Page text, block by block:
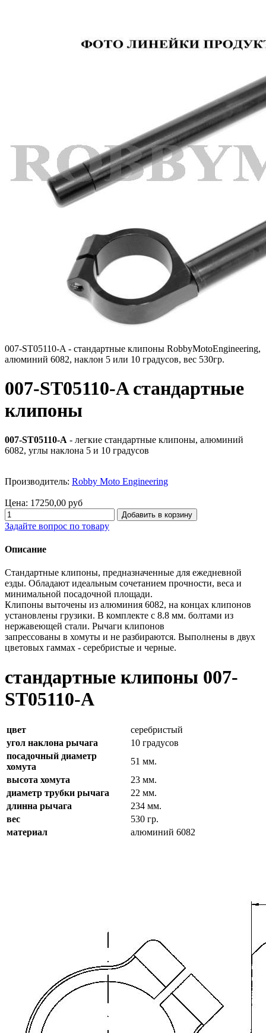
007-ST05110-A - стандартные клипоны RobbyMotoEngineering,
алюминий 6082, наклон 5 или 10 градусов, вес 530гр.
007-ST05110-A стандартные
клипоны
007-ST05110-A - легкие стандартные клипоны, алюминий
6082, углы наклона 5 и 10 градусов
Производитель: Robby Moto Engineering
Цена: 17250,00 руб
Задайте вопрос по товару
Описание
Cтандартные клипоны, предназначенные для ежедневной
езды. Обладают идеальным сочетанием прочности, веса и
минимальной посадочной площади.
Клипоны выточены из алюминия 6082, на концах клипонов
установлены грузики. В комплекте с 8.8 мм. болтами из
нержавеющей стали. Рычаги клипонов
запрессованы в хомуты и не разбираются. Выполнены в двух
цветовых гаммах - серебристые и черные.
стандартные клипоны 007-
ST05110-A
цвет
серебристый
угол наклона рычага
10 градусов
посадочный диаметр
хомута
51 мм.
высота хомута
23 мм.
диаметр трубки рычага
22 мм.
длинна рычага
234 мм.
вес
530 гр.
материал
алюминий 6082